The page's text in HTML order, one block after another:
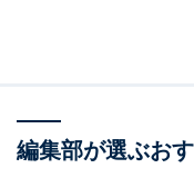
編集部が選ぶお